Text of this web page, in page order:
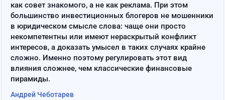
как совет знакомого, а не как реклама. При этом
большинство инвестиционных блогеров не мошенники
в юридическом смысле слова: чаще они просто
некомпетентны или имеют нераскрытый конфликт
интересов, а доказать умысел в таких случаях крайне
сложно. Именно поэтому регулировать этот вид
влияния сложнее, чем классические финансовые
пирамиды.
Андрей Чеботарев